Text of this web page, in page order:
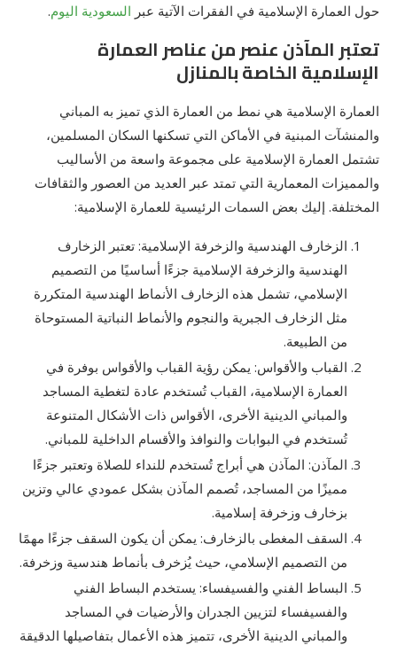
حول العمارة الإسلامية في الفقرات الآتية عبر السعودية اليوم.
تعتبر المآذن عنصر من عناصر العمارة
الإسلامیة الخاصة بالمنازل
العمارة الإسلامية هي نمط من العمارة الذي تميز به المباني
والمنشآت المبنية في الأماكن التي تسكنها السكان المسلمين،
تشتمل العمارة الإسلامية على مجموعة واسعة من الأساليب
والمميزات المعمارية التي تمتد عبر العديد من العصور والثقافات
المختلفة. إليك بعض السمات الرئيسية للعمارة الإسلامية:
الزخارف الهندسية والزخرفة الإسلامية: تعتبر الزخارف
الهندسية والزخرفة الإسلامية جزءًا أساسيًا من التصميم
الإسلامي، تشمل هذه الزخارف الأنماط الهندسية المتكررة
مثل الزخارف الجبرية والنجوم والأنماط النباتية المستوحاة
من الطبيعة.
القباب والأقواس: يمكن رؤية القباب والأقواس بوفرة في
العمارة الإسلامية، القباب تُستخدم عادة لتغطية المساجد
والمباني الدينية الأخرى، الأقواس ذات الأشكال المتنوعة
تُستخدم في البوابات والنوافذ والأقسام الداخلية للمباني.
المآذن: المآذن هي أبراج تُستخدم للنداء للصلاة وتعتبر جزءًا
مميزًا من المساجد، تُصمم المآذن بشكل عمودي عالي وتزين
بزخارف وزخرفة إسلامية.
السقف المغطى بالزخارف: يمكن أن يكون السقف جزءًا مهمًا
من التصميم الإسلامي، حيث يُزخرف بأنماط هندسية وزخرفة.
البساط الفني والفسيفساء: يستخدم البساط الفني
والفسيفساء لتزيين الجدران والأرضيات في المساجد
والمباني الدينية الأخرى، تتميز هذه الأعمال بتفاصيلها الدقيقة